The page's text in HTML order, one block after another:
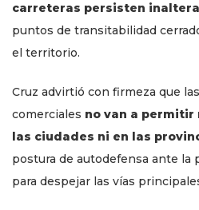
carreteras persisten
puntos de transitabilidad
el territorio.
Cruz advirtió con firmeza que
comerciales no van a permitir
las ciudades ni en las
postura de autodefensa ante la
para despejar las vías